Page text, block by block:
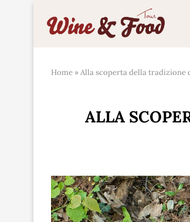
Home »Alla scoperta della tradizione
ALLA